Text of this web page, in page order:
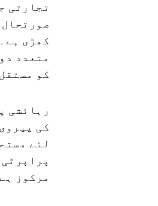
تجارتی
کھڑی
متعدد
کو
رہائشی
کی
لئے
مرکوز